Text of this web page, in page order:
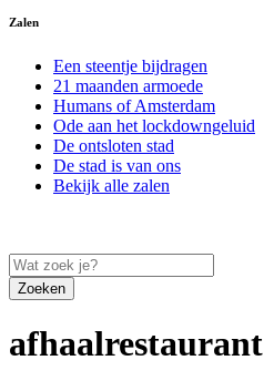
Zalen
Een steentje bijdragen
21 maanden armoede
Humans of Amsterdam
Ode aan het lockdowngeluid
De ontsloten stad
De stad is van ons
Bekijk alle zalen
Zoeken
afhaalrestaurant